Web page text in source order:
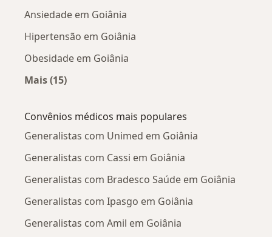
Ansiedade em Goiânia
Hipertensão em Goiânia
Obesidade em Goiânia
Mais (15)
Convênios médicos mais populares
Generalistas com Unimed em Goiânia
Generalistas com Cassi em Goiânia
Generalistas com Bradesco Saúde em Goiânia
Generalistas com Ipasgo em Goiânia
Generalistas com Amil em Goiânia